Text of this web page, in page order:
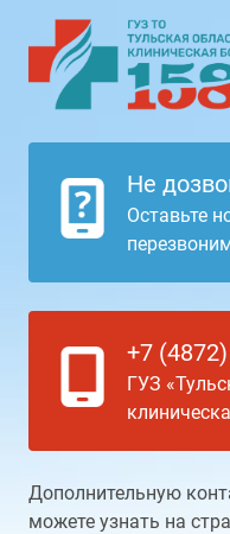
Не
Оставьте
+7
ГУЗ
Дополнительную
можете узнать на